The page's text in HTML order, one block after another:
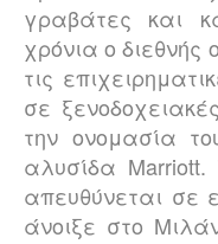
γραβάτες και
χρόνια ο διεθνής
τις
σε
την ονομασία
αλυσίδα
απευθύνεται σε
άνοιξε στο